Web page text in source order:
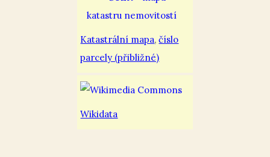
Katastrální mapa,číslo
parcely (přibližné)
Wikidata